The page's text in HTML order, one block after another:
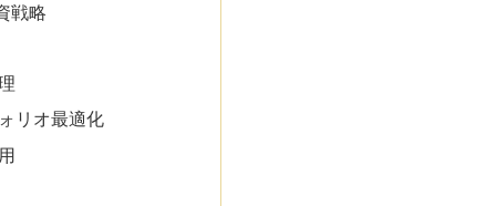
戦略
リオ最適化